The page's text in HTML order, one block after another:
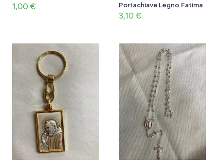
1,00 € Portachiave Legno Fatima
3,10 €